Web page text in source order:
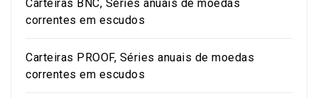
Carteiras BNC, Séries anuais de moedas
correntes em escudos
Carteiras PROOF, Séries anuais de moedas
correntes em escudos